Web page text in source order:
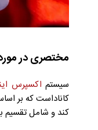
مختصری در
سیستم اکسپرس
کاناداست که بر
کند و شامل تقسیم